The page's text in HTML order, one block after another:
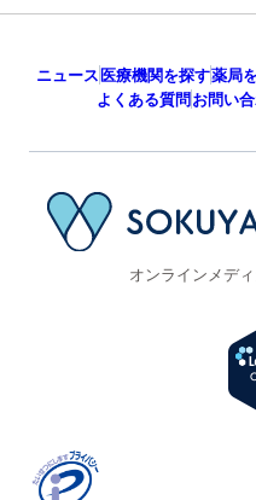
ニュース医療機関を探す薬局
よくある質問お問い
オンラインメデ